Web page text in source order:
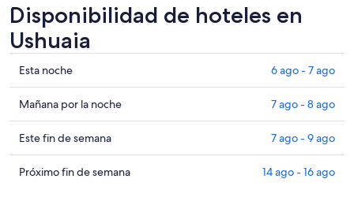
Disponibilidad de hoteles en
Ushuaia
Ver
precios
de
propiedades
en
Ushuaia
para
Esta noche 6 ago - 7 ago
Ver
precios
de
propiedades
en
Mañana por la noche 7 ago - 8 ago
Ver
precios
de
Este fin de semana 7 ago - 9 ago
Ver
Próximo fin de semana 14 ago - 16 ago